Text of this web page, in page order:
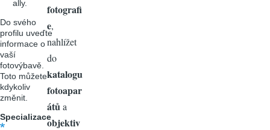
ally.
Do svého
profilu uveďte
informace o
vaší
fotovýbavě.
Toto můžete
kdykoliv
změnit.
Specializace
fotografi
e,
nahlížet
do
katalogu
fotoapar
átů a
objektiv